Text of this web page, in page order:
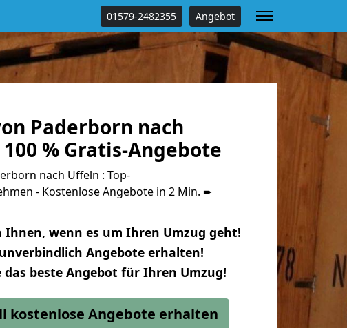
01579-2482355 Angebot
Paderborn nach
% Gratis-Angebote
nach Uffeln : Top-
- Kostenlose Angebote in 2 Min. ➨
Ihnen, wenn es um Ihren Umzug geht!
Angebote erhalten!
das beste Angebot für Ihren Umzug!
kostenlose Angebote erhalten